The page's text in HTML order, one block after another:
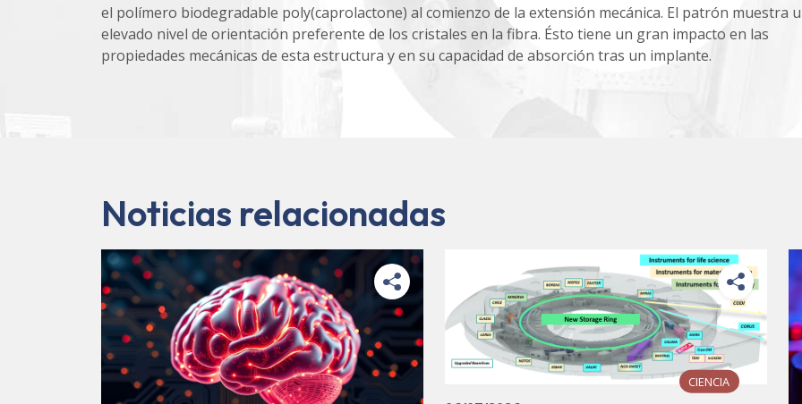
el polímero biodegradable poly(caprolactone) al comienzo de la extensión mecánica. El patrón muestra
elevado nivel de orientación preferente de los cristales en la fibra. Ésto tiene un gran impacto en las
propiedades mecánicas de esta estructura y en su capacidad de absorción tras un implante.
Noticias relacionadas
CIENCIA